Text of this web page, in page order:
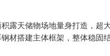
露天储物场地量身打造，超
材搭建主体框架，整体稳固